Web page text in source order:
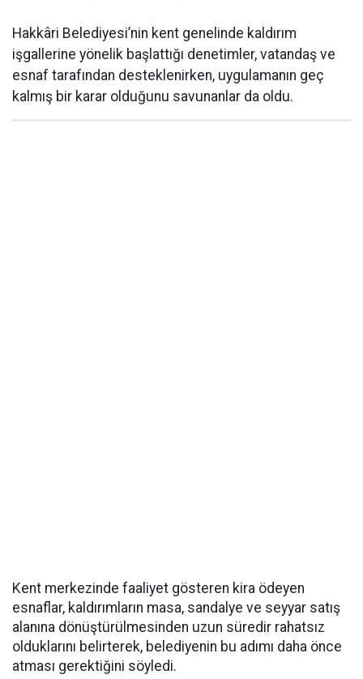
Hakkâri Belediyesi’nin kent genelinde kaldırım
işgallerine yönelik başlattığı denetimler, vatandaş ve
esnaf tarafından desteklenirken, uygulamanın geç
kalmış bir karar olduğunu savunanlar da oldu.
Kent merkezinde faaliyet gösteren kira ödeyen
esnaflar, kaldırımların masa, sandalye ve seyyar satış
alanına dönüştürülmesinden uzun süredir rahatsız
olduklarını belirterek, belediyenin bu adımı daha önce
atması gerektiğini söyledi.